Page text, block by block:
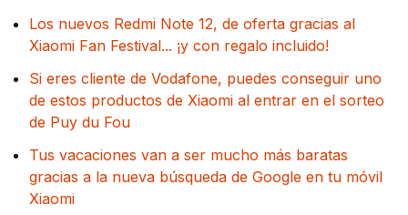
Los nuevos Redmi Note 12, de oferta gracias al
Xiaomi Fan Festival... ¡y con regalo incluido!
Si eres cliente de Vodafone, puedes conseguir uno
de estos productos de Xiaomi al entrar en el sorteo
de Puy du Fou
Tus vacaciones van a ser mucho más baratas
gracias a la nueva búsqueda de Google en tu móvil
Xiaomi